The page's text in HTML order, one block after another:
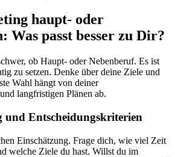
haupt- oder
Was passt besser zu Dir?
ob Haupt- oder Nebenberuf. Es ist
zu setzen. Denke über deine Ziele und
Wahl hängt von deiner
langfristigen Plänen ab.
und Entscheidungskriterien
Einschätzung. Frage dich, wie viel Zeit
welche Ziele du hast. Willst du im